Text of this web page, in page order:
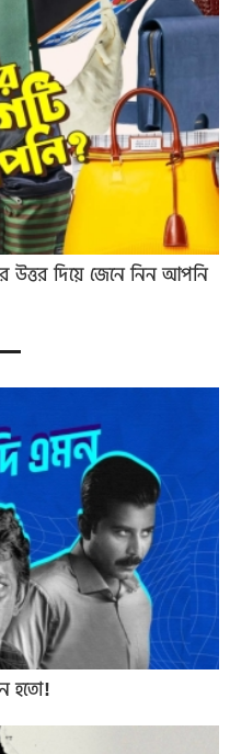
উত্তর দিয়ে জেনে নিন আপনি
হতো!